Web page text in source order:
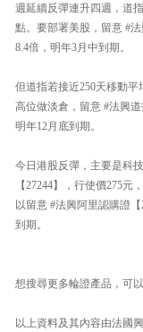
週延續反彈連升四週，道
點。要部署美股，留意 #
8.4倍，明年3月中到期。
但道指若接近250天移動平
高位做淡倉，留意 #法興道
明年12月底到期。
今日港股反彈，主要是科
【27244】，行使價275
以留意 #法興阿里認購證
到期。
想搜尋更多輪證產品，可
以上資料及其內容由法國